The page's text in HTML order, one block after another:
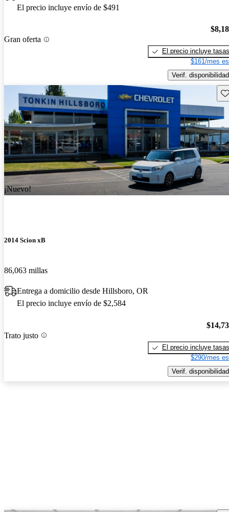
El precio incluye envío de $491
Gran oferta
El precio incluye tasas
$161/mes
Verif. disponibilidad
¡Nuevo!
2014 Scion xB
86,063 millas
Entrega a domicilio desde Hillsboro, OR
El precio incluye envío de $2,584
Trato justo
El precio incluye tasas
$290/mes
Verif. disponibilidad